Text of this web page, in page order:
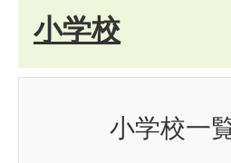
小学校
小学校一